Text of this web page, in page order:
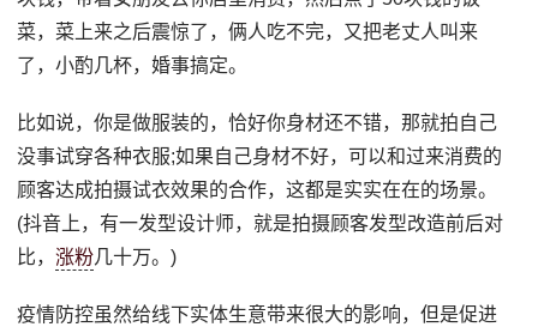
菜，菜上来之后震惊了，俩人吃不完，又把老丈人叫来
了，小酌几杯，婚事搞定。
比如说，你是做服装的，恰好你身材还不错，那就拍自己
没事试穿各种衣服;如果自己身材不好，可以和过来消费的
顾客达成拍摄试衣效果的合作，这都是实实在在的场景。
(抖音上，有一发型设计师，就是拍摄顾客发型改造前后对
比，涨粉几十万。)
疫情防控虽然给线下实体生意带来很大的影响，但是促进